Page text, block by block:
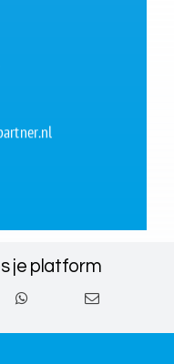
je platform